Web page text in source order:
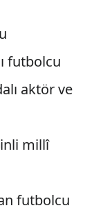
futbolcu
aktör ve
millî
futbolcu